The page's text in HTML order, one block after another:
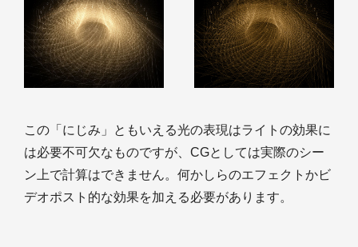
この「にじみ」ともいえる光の表現はライトの効果に
は必要不可欠なものですが、CGとしては実際のシー
ン上で計算はできません。何かしらのエフェクトかビ
デオポスト的な効果を加える必要があります。